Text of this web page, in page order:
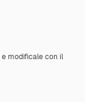
e modificale con il